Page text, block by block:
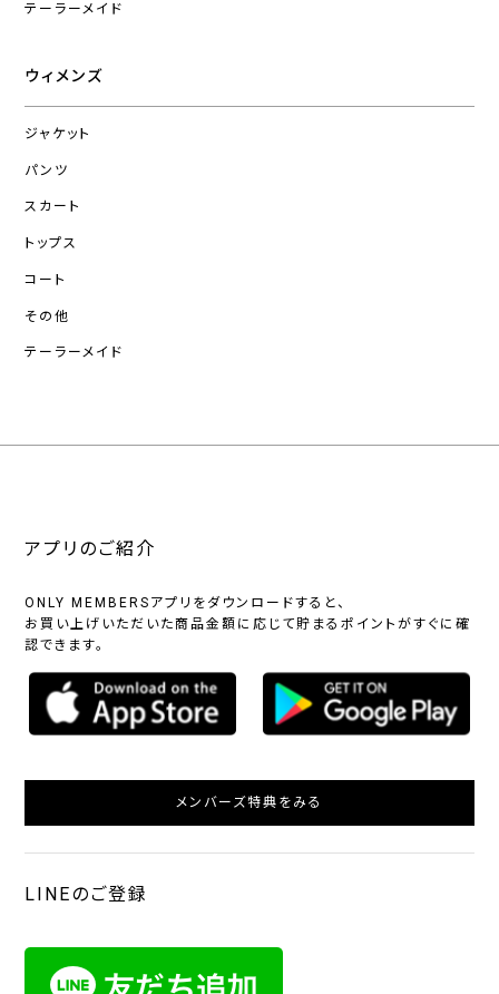
テーラーメイド
ウィメンズ
ジャケット
パンツ
スカート
トップス
コート
その他
テーラーメイド
アプリのご紹介
ONLY MEMBERSアプリをダウンロードすると、
お買い上げいただいた商品金額に応じて貯まるポイントがすぐに確
認できます。
メンバーズ特典をみる
LINEのご登録